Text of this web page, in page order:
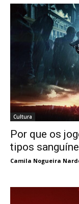
Cultura
Por que os
tipos
Camila Nogueira